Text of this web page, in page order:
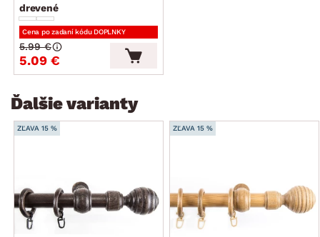
drevené
Cena po zadaní kódu DOPLNKY
5.09 €
5.99 €
Ďalšie varianty
ZĽAVA 15 % ZĽAVA 15 %